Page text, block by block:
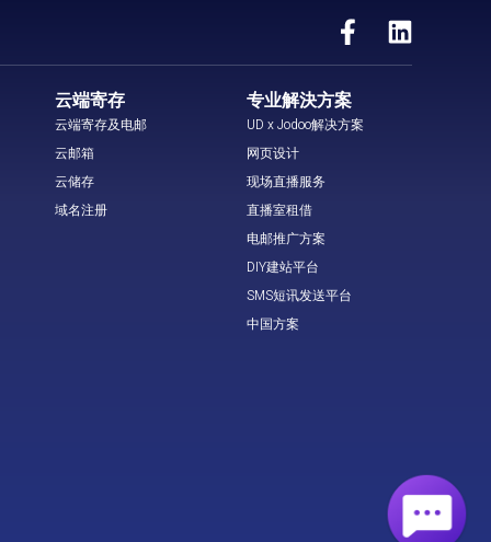
云端寄存
云端寄存及电邮
云邮箱
云储存
域名注册
专业解決方案
UD x Jodoo解决方案
网页设计
现场直播服务
直播室租借
电邮推广方案
DIY建站平台
SMS短讯发送平台
中国方案